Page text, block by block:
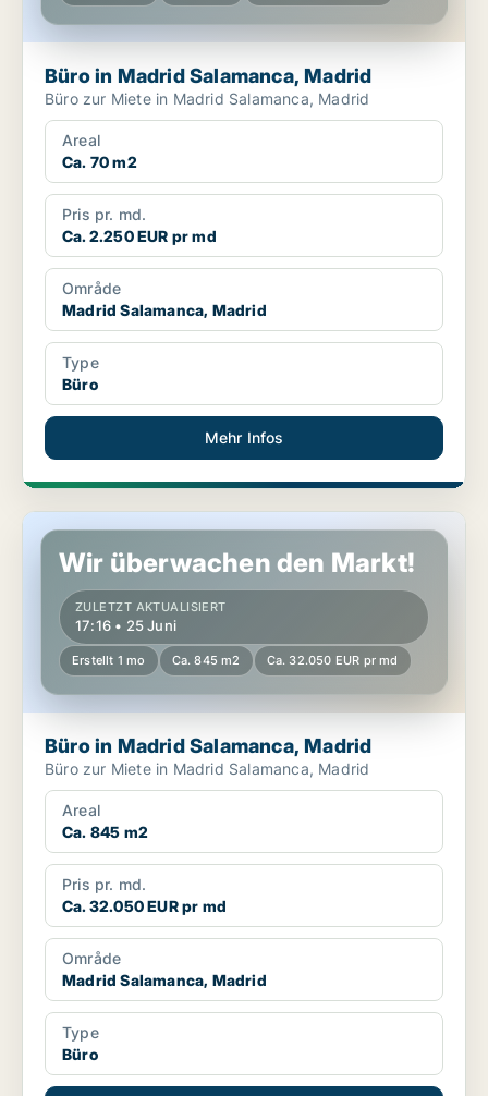
Büro in Madrid Salamanca, Madrid
Büro zur Miete in Madrid Salamanca, Madrid
Areal
Ca. 70 m2
Pris pr. md.
Ca. 2.250 EUR pr md
Område
Madrid Salamanca, Madrid
Type
Büro
Mehr Infos
Büro in Madrid Salamanca, Madrid
Wir überwachen den Markt!
ZULETZT AKTUALISIERT
17:16 • 25 Juni
Erstellt 1 mo Ca. 845 m2 Ca. 32.050 EUR pr md
Büro in Madrid Salamanca, Madrid
Büro zur Miete in Madrid Salamanca, Madrid
Areal
Ca. 845 m2
Pris pr. md.
Ca. 32.050 EUR pr md
Område
Madrid Salamanca, Madrid
Type
Büro